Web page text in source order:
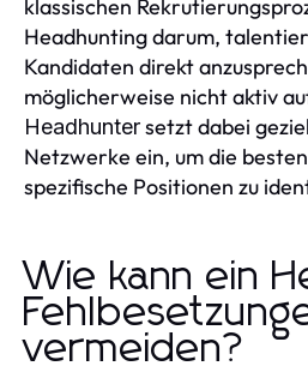
klassischen
Headhunting darum,
Kandidaten direkt
möglicherweise nicht aktiv
Headhuntersetzt dabei
Netzwerke ein, um die
spezifische Positionen zu
Wie kann ein
vermeiden?